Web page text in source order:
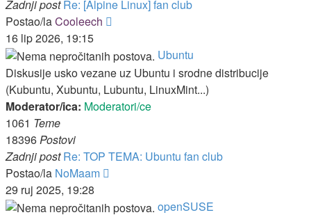
Zadnji post Re: [Alpine Linux] fan club
Postao/laCooleech
16 lip 2026, 19:15
Ubuntu
Diskusije usko vezane uz Ubuntu i srodne distribucije
(Kubuntu, Xubuntu, Lubuntu, LinuxMint...)
Moderator/ica: Moderatori/ce
1061 Teme
18396Postovi
Zadnji post Re: TOP TEMA: Ubuntu fan club
Postao/la NoMaam
29 ruj 2025, 19:28
openSUSE